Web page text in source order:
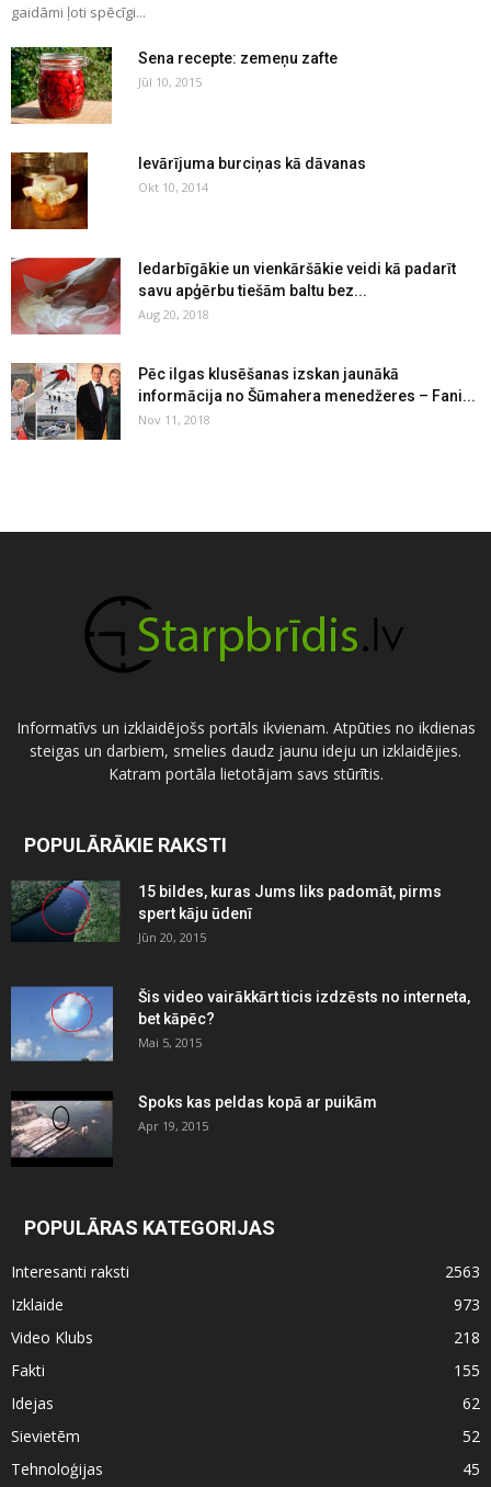
gaidāmi ļoti spēcīgi...
Sena recepte: zemeņu zafte
Jūl 10, 2015
Ievārījuma burciņas kā dāvanas
Okt 10, 2014
Iedarbīgākie un vienkāršākie veidi kā padarīt
savu apģērbu tiešām baltu bez...
Aug 20, 2018
Pēc ilgas klusēšanas izskan jaunākā
informācija no Šūmahera menedžeres – Fani...
Nov 11, 2018
Informatīvs un izklaidējošs portāls ikvienam. Atpūties no ikdienas
steigas un darbiem, smelies daudz jaunu ideju un izklaidējies.
Katram portāla lietotājam savs stūrītis.
POPULĀRĀKIE RAKSTI
15 bildes, kuras Jums liks padomāt, pirms
spert kāju ūdenī
Jūn 20, 2015
Šis video vairākkārt ticis izdzēsts no interneta,
bet kāpēc?
Mai 5, 2015
Spoks kas peldas kopā ar puikām
Apr 19, 2015
POPULĀRAS KATEGORIJAS
Interesanti raksti
2563
Izklaide
973
Video Klubs
218
Fakti
155
Idejas
62
Sievietēm
52
Tehnoloģijas
45